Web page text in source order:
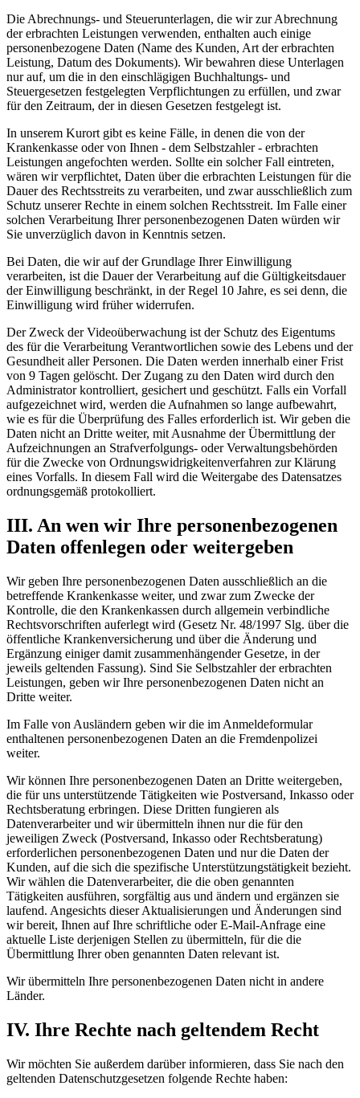
Die Abrechnungs- und Steuerunterlagen, die wir zur Abrechnung
der erbrachten Leistungen verwenden, enthalten auch einige
personenbezogene Daten (Name des Kunden, Art der erbrachten
Leistung, Datum des Dokuments). Wir bewahren diese Unterlagen
nur auf, um die in den einschlägigen Buchhaltungs- und
Steuergesetzen festgelegten Verpflichtungen zu erfüllen, und zwar
für den Zeitraum, der in diesen Gesetzen festgelegt ist.
In unserem Kurort gibt es keine Fälle, in denen die von der
Krankenkasse oder von Ihnen - dem Selbstzahler - erbrachten
Leistungen angefochten werden. Sollte ein solcher Fall eintreten,
wären wir verpflichtet, Daten über die erbrachten Leistungen für die
Dauer des Rechtsstreits zu verarbeiten, und zwar ausschließlich zum
Schutz unserer Rechte in einem solchen Rechtsstreit. Im Falle einer
solchen Verarbeitung Ihrer personenbezogenen Daten würden wir
Sie unverzüglich davon in Kenntnis setzen.
Bei Daten, die wir auf der Grundlage Ihrer Einwilligung
verarbeiten, ist die Dauer der Verarbeitung auf die Gültigkeitsdauer
der Einwilligung beschränkt, in der Regel 10 Jahre, es sei denn, die
Einwilligung wird früher widerrufen.
Der Zweck der Videoüberwachung ist der Schutz des Eigentums
des für die Verarbeitung Verantwortlichen sowie des Lebens und der
Gesundheit aller Personen. Die Daten werden innerhalb einer Frist
von 9 Tagen gelöscht. Der Zugang zu den Daten wird durch den
Administrator kontrolliert, gesichert und geschützt. Falls ein Vorfall
aufgezeichnet wird, werden die Aufnahmen so lange aufbewahrt,
wie es für die Überprüfung des Falles erforderlich ist. Wir geben die
Daten nicht an Dritte weiter, mit Ausnahme der Übermittlung der
Aufzeichnungen an Strafverfolgungs- oder Verwaltungsbehörden
für die Zwecke von Ordnungswidrigkeitenverfahren zur Klärung
eines Vorfalls. In diesem Fall wird die Weitergabe des Datensatzes
ordnungsgemäß protokolliert.
III. An wen wir Ihre personenbezogenen
Daten offenlegen oder weitergeben
Wir geben Ihre personenbezogenen Daten ausschließlich an die
betreffende Krankenkasse weiter, und zwar zum Zwecke der
Kontrolle, die den Krankenkassen durch allgemein verbindliche
Rechtsvorschriften auferlegt wird (Gesetz Nr. 48/1997 Slg. über die
öffentliche Krankenversicherung und über die Änderung und
Ergänzung einiger damit zusammenhängender Gesetze, in der
jeweils geltenden Fassung). Sind Sie Selbstzahler der erbrachten
Leistungen, geben wir Ihre personenbezogenen Daten nicht an
Dritte weiter.
Im Falle von Ausländern geben wir die im Anmeldeformular
enthaltenen personenbezogenen Daten an die Fremdenpolizei
weiter.
Wir können Ihre personenbezogenen Daten an Dritte weitergeben,
die für uns unterstützende Tätigkeiten wie Postversand, Inkasso oder
Rechtsberatung erbringen. Diese Dritten fungieren als
Datenverarbeiter und wir übermitteln ihnen nur die für den
jeweiligen Zweck (Postversand, Inkasso oder Rechtsberatung)
erforderlichen personenbezogenen Daten und nur die Daten der
Kunden, auf die sich die spezifische Unterstützungstätigkeit bezieht.
Wir wählen die Datenverarbeiter, die die oben genannten
Tätigkeiten ausführen, sorgfältig aus und ändern und ergänzen sie
laufend. Angesichts dieser Aktualisierungen und Änderungen sind
wir bereit, Ihnen auf Ihre schriftliche oder E-Mail-Anfrage eine
aktuelle Liste derjenigen Stellen zu übermitteln, für die die
Übermittlung Ihrer oben genannten Daten relevant ist.
Wir übermitteln Ihre personenbezogenen Daten nicht in andere
Länder.
IV. Ihre Rechte nach geltendem Recht
Wir möchten Sie außerdem darüber informieren, dass Sie nach den
geltenden Datenschutzgesetzen folgende Rechte haben: